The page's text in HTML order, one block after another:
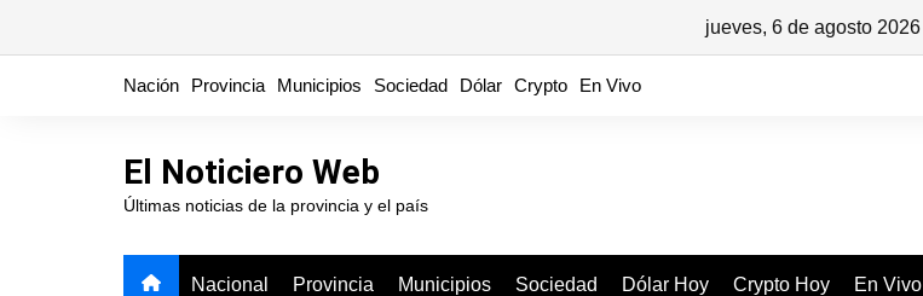
jueves, 6 de agosto 2026
Nación Provincia Municipios Sociedad Dólar Crypto En Vivo
El Noticiero Web
Últimas noticias de la provincia y el país
Nacional Provincia Municipios Sociedad Dólar Hoy Crypto Hoy En Vivo